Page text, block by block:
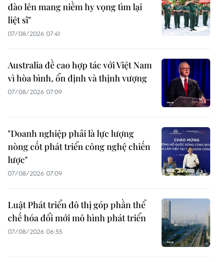
đào lên mang niềm hy vọng tìm lại
liệt sĩ"
07/08/2026 07:41
Australia đề cao hợp tác với Việt Nam
vì hòa bình, ổn định và thịnh vượng
07/08/2026 07:09
"Doanh nghiệp phải là lực lượng
nòng cốt phát triển công nghệ chiến
lược"
07/08/2026 07:09
Luật Phát triển đô thị góp phần thể
chế hóa đổi mới mô hình phát triển
07/08/2026 06:55